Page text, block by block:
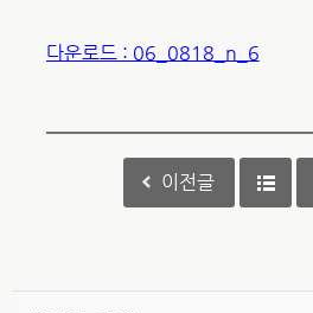
다운로드 : 06_0818_n_6
이전글